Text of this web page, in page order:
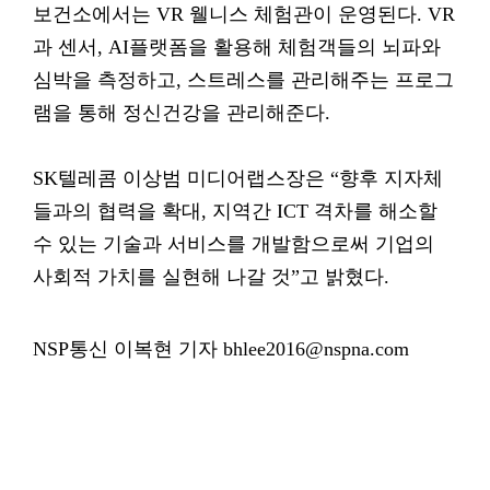
보건소에서는 VR 웰니스 체험관이 운영된다. VR
과 센서, AI플랫폼을 활용해 체험객들의 뇌파와
심박을 측정하고, 스트레스를 관리해주는 프로그
램을 통해 정신건강을 관리해준다.
SK텔레콤 이상범 미디어랩스장은 “향후 지자체
들과의 협력을 확대, 지역간 ICT 격차를 해소할
수 있는 기술과 서비스를 개발함으로써 기업의
사회적 가치를 실현해 나갈 것”고 밝혔다.
NSP통신 이복현 기자 bhlee2016@nspna.com